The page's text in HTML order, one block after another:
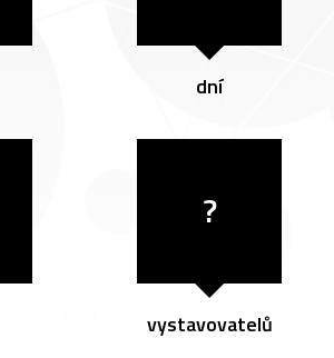
dní
?
vystavovatelů